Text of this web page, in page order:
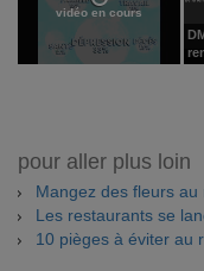
vidéo en cours
pour aller plus loin
Mangez des fleurs au
Les restaurants se
10 pièges à éviter au